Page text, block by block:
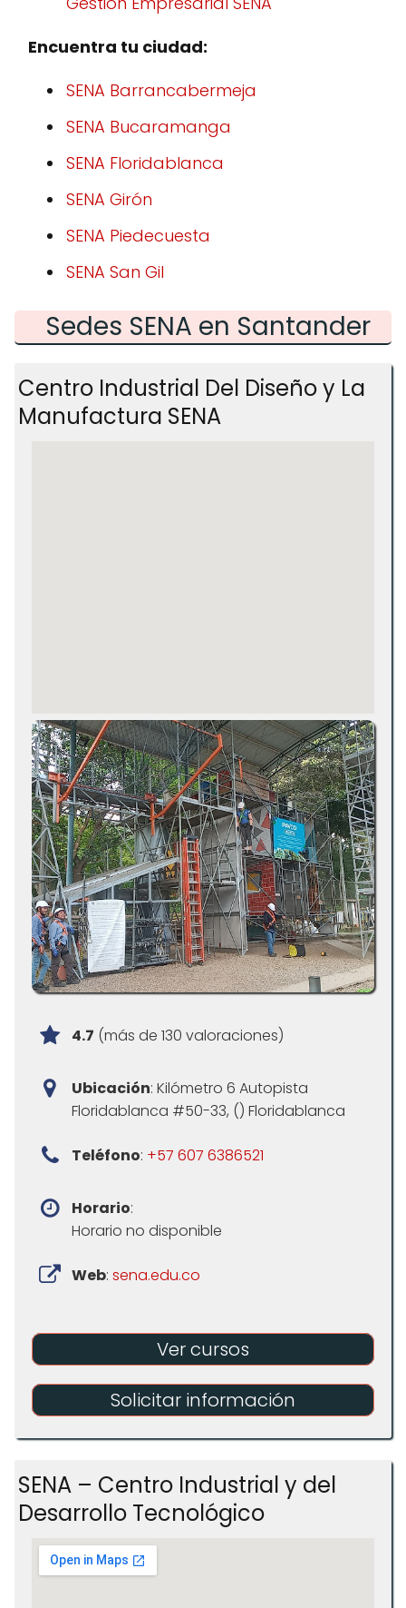
Encuentra tu ciudad:
SENA Barrancabermeja
SENA Bucaramanga
SENA Floridablanca
SENA Girón
SENA Piedecuesta
SENA San Gil
Sedes SENA en Santander
Centro Industrial Del Diseño y La
Manufactura SENA
4.7 (más de 130 valoraciones)
Ubicación: Kilómetro 6 Autopista
Floridablanca #50-33, () Floridablanca
Teléfono: +57 607 6386521
Horario:
Horario no disponible
Web: sena.edu.co
Ver cursos
Solicitar información
SENA – Centro Industrial y del
Desarrollo Tecnológico